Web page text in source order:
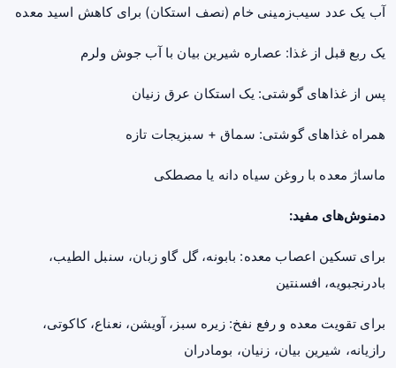
آب یک عدد سیب‌زمینی خام (نصف استکان) برای کاهش اسید معده
یک ربع قبل از غذا: عصاره شیرین بیان با آب جوش ولرم
پس از غذاهای گوشتی: یک استکان عرق زنیان
همراه غذاهای گوشتی: سماق + سبزیجات تازه
ماساژ معده با روغن سیاه دانه یا مصطکی
دمنوش‌های مفید:
برای تسکین اعصاب معده: بابونه، گل گاو زبان، سنبل الطیب،
بادرنجبویه، افسنتین
برای تقویت معده و رفع نفخ: زیره سبز، آویشن، نعناع، کاکوتی،
رازیانه، شیرین بیان، زنیان، بومادران